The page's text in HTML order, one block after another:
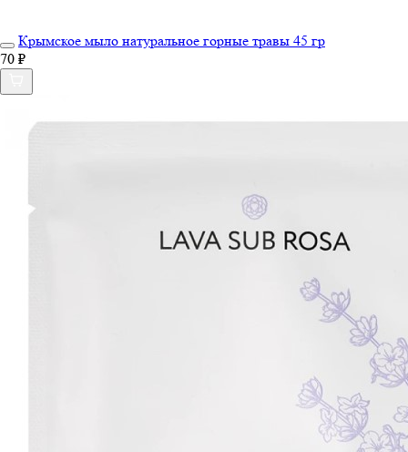
Крымское мыло натуральное горные травы 45 гр
70 ₽